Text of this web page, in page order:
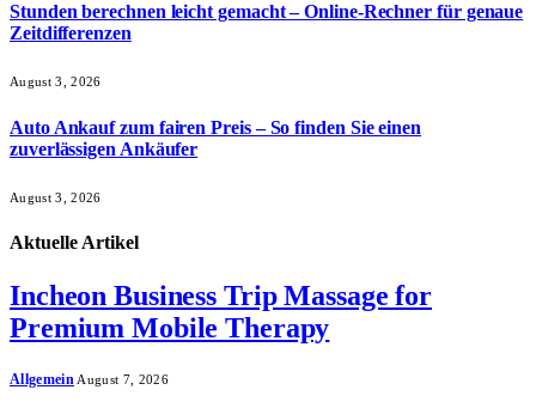
Stunden berechnen leicht gemacht – Online-Rechner für genaue
Zeitdifferenzen
August 3, 2026
Auto Ankauf zum fairen Preis – So finden Sie einen
zuverlässigen Ankäufer
August 3, 2026
Aktuelle Artikel
Incheon Business Trip Massage for
Premium Mobile Therapy
AllgemeinAugust 7, 2026